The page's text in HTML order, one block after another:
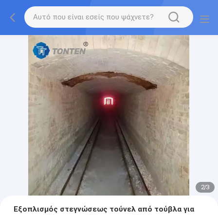
2/3
Εξοπλισμός στεγνώσεως τούνελ από τούβλα για